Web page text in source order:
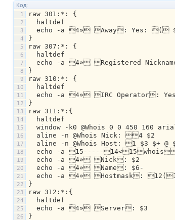
Код:
raw 301:*: {
  haltdef
echo -a 4» Away: Yes: (
}
raw 307:*: {
  haltdef
echo -a 4» Registered
}
raw 310:*: {
  haltdef
echo -a 4» IRC Operator:
}
raw 311:*:{
  haltdef
window -k0 @Whois 0 0 450 160
  aline -n @Whois Nick: 4 $2
aline -n @Whois Host: 1 $3 $+ @
echo -a 15-----
  echo -a 4» Nick: $2
  echo -a 4» Name: $6-
echo -a 4» Hostmask:
}
raw 312:*:{
  haltdef
  echo -a 4» Server: $3
}